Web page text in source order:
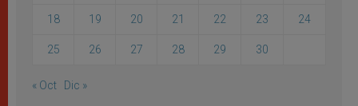
18 19 20 21 22 23 24
25 26 27 28 29 30
« Oct Dic »